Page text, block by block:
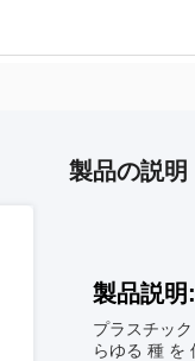
製品の説明
製品説明:
プラスチッ
らゆる 種 を